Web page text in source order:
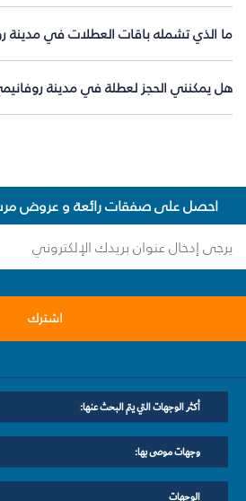
ما الذي تشمله باقات العطلات في مدينة
هل يمكنني الحجز لعطلة في مدينة
احصل على صفقات رائعة و عروض
اشترك
أكثر الوجهات التي يتم البحث عنها:
وجهات موصى بها:
الوجهات